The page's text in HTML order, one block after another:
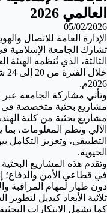
العالمي 2026
05/02/2026
الإدارة العامة للاتصال
الثالثة، الذي تُنظمه
2026م.
مشاريع بحثية من كلية
الآلي ونظم المعلومات،
التطبيقي، وتعزيز التكامل
الحيوية.
وتقدم هذه المشاريع
في قطاعي الأمن والدفاع؛
دون طيار لمهام المراقبة
ثلاثية الأبعاد كبديل
كما تشمل الابتكارات